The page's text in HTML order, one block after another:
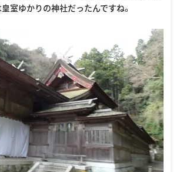
室ゆかりの神社だったんですね。